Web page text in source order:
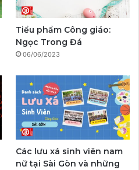
r
a
a
m
Tiểu phẩm Công giáo:
Ngọc Trong Đá
06/06/2023
Các lưu xá sinh viên nam
nữ tại Sài Gòn và những